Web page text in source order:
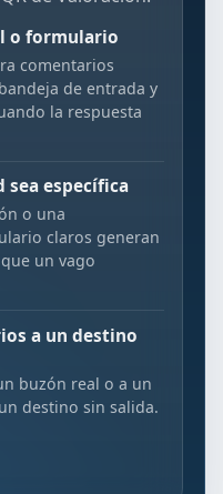
o formulario
comentarios
de entrada y
la respuesta
sea específica
o una
claros generan
un vago
a un destino
buzón real o a un
destino sin salida.